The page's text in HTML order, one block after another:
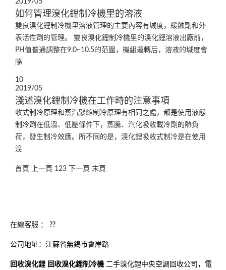
2019/05
如何管理溴化鋰制冷機里的溶液
雙良溴化鋰制冷機里溶液管理的主要內容有堿度，緩蝕劑和外
表活性劑的管理。 雙良溴化鋰制冷機里的溴化鋰溶液出廠前，
PH值普通調整在9.0~10.5的范圍，機組運轉后，溶液的堿度會
隨
10
2019/05
淺述溴化鋰制冷機在工作時的注意事項
收式制冷原理和蒸汽緊縮制冷原理有相同之處，都是使用液態
制冷劑在低溫、低壓條件下，蒸騰、汽化吸收載冷劑的熱負
荷，發生制冷效應。所不同的是，溴化鋰吸收式制冷是在使用
溴
首頁 上一頁 123 下一頁 末頁
在線客服 ： ??
公司地址：江蘇省無錫市會岸路
回收溴化鋰 回收溴化鋰制冷機 二手溴化鋰中央空調回收公司，電